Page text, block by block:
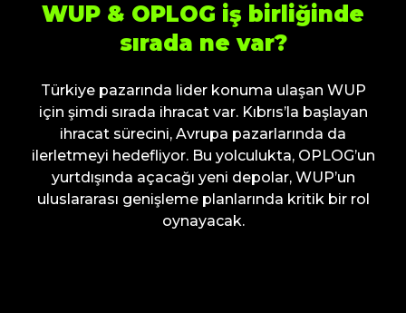
WUP & OPLOG iş birliğinde
sırada ne var?
Türkiye pazarında lider konuma ulaşan WUP
için şimdi sırada ihracat var. Kıbrıs’la başlayan
ihracat sürecini, Avrupa pazarlarında da
ilerletmeyi hedefliyor. Bu yolculukta, OPLOG’un
yurtdışında açacağı yeni depolar, WUP’un
uluslararası genişleme planlarında kritik bir rol
oynayacak.